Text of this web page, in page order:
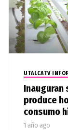
UTALCATV
produce
consumo
1 año ago